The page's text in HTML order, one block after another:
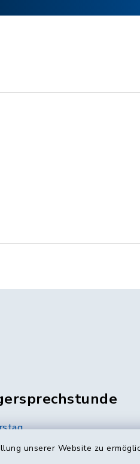
unserer Website zu
18.00 Uhr